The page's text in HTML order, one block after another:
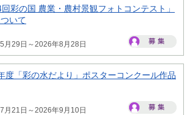
回彩の国 農業・農村景観フォトコンテスト」
いて
月29日～2026年8月28日
度「彩の水だより」ポスターコンクール作品
月21日～2026年9月10日